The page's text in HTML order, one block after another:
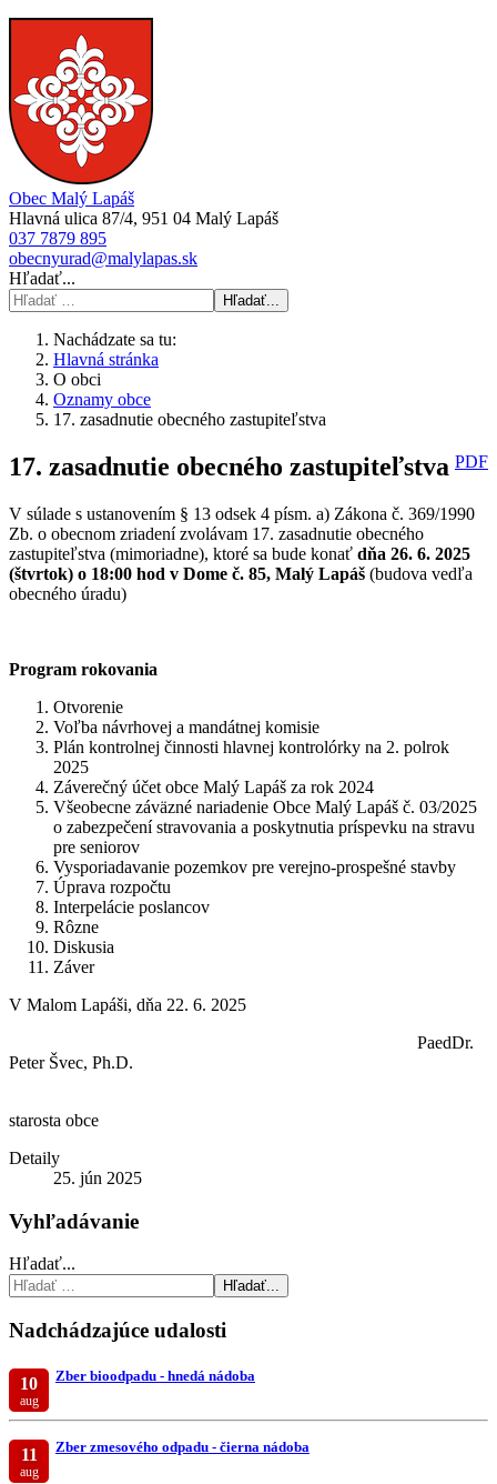
Obec Malý Lapáš
Hlavná ulica 87/4, 951 04 Malý Lapáš
037 7879 895
obecnyurad@malylapas.sk
Hľadať...
Hľadať...
Nachádzate sa tu:
Hlavná stránka
O obci
Oznamy obce
17. zasadnutie obecného zastupiteľstva
PDF
17. zasadnutie obecného zastupiteľstva
V súlade s ustanovením § 13 odsek 4 písm. a) Zákona č. 369/1990
Zb. o obecnom zriadení zvolávam 17. zasadnutie obecného
zastupiteľstva (mimoriadne), ktoré sa bude konať dňa 26. 6. 2025
(štvrtok) o 18:00 hod v Dome č. 85, Malý Lapáš (budova vedľa
obecného úradu)
Program rokovania
Otvorenie
Voľba návrhovej a mandátnej komisie
Plán kontrolnej činnosti hlavnej kontrolórky na 2. polrok
2025
Záverečný účet obce Malý Lapáš za rok 2024
Všeobecne záväzné nariadenie Obce Malý Lapáš č. 03/2025
o zabezpečení stravovania a poskytnutia príspevku na stravu
pre seniorov
Vysporiadavanie pozemkov pre verejno-prospešné stavby
Úprava rozpočtu
Interpelácie poslancov
Rôzne
Diskusia
Záver
V Malom Lapáši, dňa 22. 6. 2025
PaedDr.
Peter Švec, Ph.D.
starosta obce
Detaily
25. jún 2025
Vyhľadávanie
Hľadať...
Hľadať...
Nadchádzajúce udalosti
10
aug
Zber bioodpadu - hnedá nádoba
11
aug
Zber zmesového odpadu - čierna nádoba